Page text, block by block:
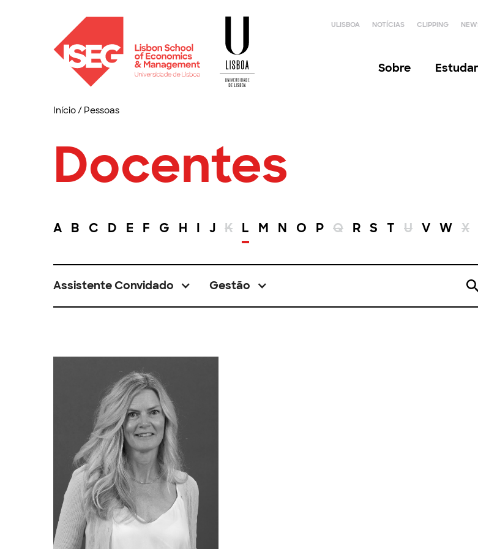
ULISBOA NOTÍCIAS CLIPPING
Sobre Estudar
Início/ Pessoas
Docentes
A B C D E F G H I J K L M N O P Q R S T U V W X
Assistente Convidado Gestão